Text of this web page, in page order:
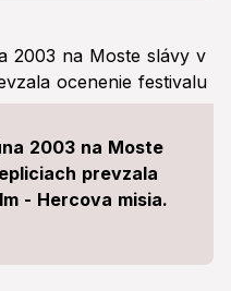
2003 na Moste
prevzala
- Hercova misia.